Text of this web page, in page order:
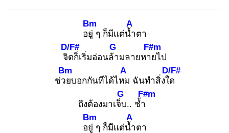
อยู่
Bm
ๆ ก็มีแต่น้ำ
A
ตา
จิต
D/F#
ก็เริ่มอ่อนล้า
G
มลายหาย
F#m
ไป
ช่วย
Bm
บอกกันทีได้ไหม
A
ฉันทำสิ่งใด
D/F#
ถึงต้องมาเจ็บ
G
.. ช้ำ
F#m
อยู่
Bm
ๆ ก็มีแต่น้ำ
A
ตา